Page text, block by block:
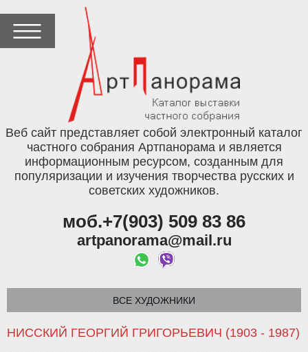
Веб сайт представляет собой электронный каталог
частного собрания Артпанорама и является
информационным ресурсом, созданным для
популяризации и изучения творчества русских и
советских художников.
моб.+7(903) 509 83 86
artpanorama@mail.ru
ВСЕ ХУДОЖНИКИ
НИССКИЙ ГЕОРГИЙ ГРИГОРЬЕВИЧ (1903 - 1987)